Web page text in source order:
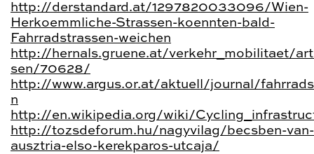
http://derstandard.at/1297820033096/Wien-
Herkoemmliche-Strassen-koennten-bald-
Fahrradstrassen-weichen
http://hernals.gruene.at/verkehr_mobilitaet/
sen/70628/
http://www.argus.or.at/aktuell/journal/
n
http://en.wikipedia.org/wiki/
http://tozsdeforum.hu/nagyvilag/becsben-van-
ausztria-elso-kerekparos-utcaja/